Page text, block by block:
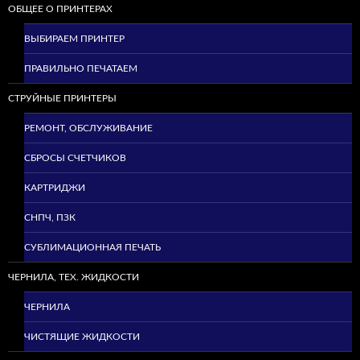
ОБЩЕЕ О ПРИНТЕРАХ
ВЫБИРАЕМ ПРИНТЕР
ПРАВИЛЬНО ПЕЧАТАЕМ
СТРУЙНЫЕ ПРИНТЕРЫ
РЕМОНТ, ОБСЛУЖИВАНИЕ
СБРОСЫ СЧЕТЧИКОВ
КАРТРИДЖИ
СНПЧ, ПЗК
СУБЛИМАЦИОННАЯ ПЕЧАТЬ
ЧЕРНИЛА, ТЕХ. ЖИДКОСТИ
ЧЕРНИЛА
ЧИСТЯЩИЕ ЖИДКОСТИ